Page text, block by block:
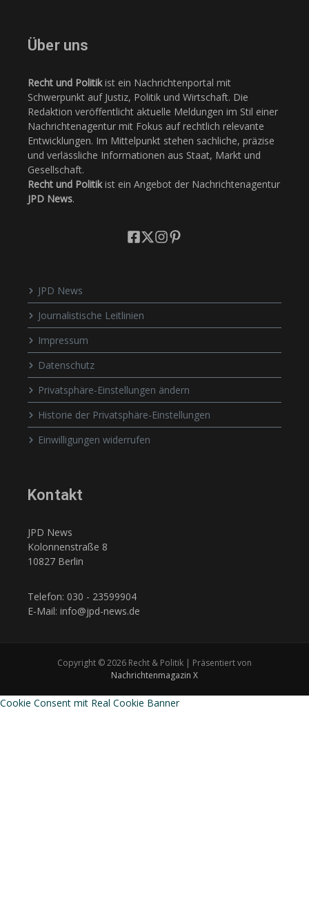
Über uns
Recht und Politikist ein Nachrichtenportal mit
Schwerpunkt auf Justiz, Politik und Wirtschaft. Die
Redaktion veröffentlicht aktuelle Meldungen im Stil einer
Nachrichtenagentur mit Fokus auf rechtlich relevante
Entwicklungen. Im Mittelpunkt stehen sachliche, präzise
und verlässliche Informationen aus Staat, Markt und
Gesellschaft.
Recht und Politikist ein Angebot der Nachrichtenagentur
JPD News.
JPD News
Journalistische Leitlinien
Impressum
Datenschutz
Privatsphäre-Einstellungen ändern
Historie der Privatsphäre-Einstellungen
Einwilligungen widerrufen
Kontakt
JPD News
Kolonnenstraße 8
10827 Berlin
Telefon: 030 - 23599904
E-Mail: info@jpd-news.de
Copyright © 2026 Recht & Politik | Präsentiert von
Nachrichtenmagazin X
Cookie Consent mit Real Cookie Banner